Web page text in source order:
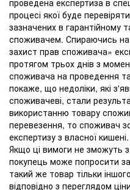
процесі якої буде
зазначених в гарантійному
споживачем. Спираючись на
захист прав споживача»
протягом трьох днів з
споживача на проведення
покаже, що недоліки, які
споживачеві, стали
використанню товару
перевезення, то споживач
експертизу з власної кишені.
Якщо ці вимоги не зможуть
покупець може попросити
такий же товар тільки
відповідно з переглядом